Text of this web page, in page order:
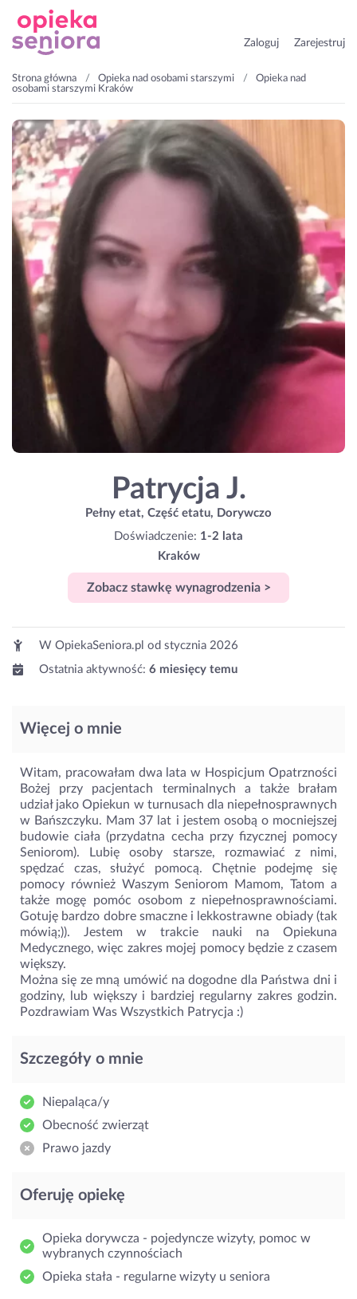
Zaloguj Zarejestruj
Strona główna Opieka nad osobami starszymi
Opieka nad
osobami starszymi Kraków
Patrycja J.
Pełny etat, Część etatu, Dorywczo
Doświadczenie: 1-2 lata
Kraków
Zobacz stawkę wynagrodzenia >
W OpiekaSeniora.pl od stycznia 2026
Ostatnia aktywność: 6 miesięcy temu
Więcej o mnie
Witam, pracowałam dwa lata w Hospicjum Opatrzności
Bożej przy pacjentach terminalnych a także brałam
udział jako Opiekun w turnusach dla niepełnosprawnych
w Bańszczyku. Mam 37 lat i jestem osobą o mocniejszej
budowie ciała (przydatna cecha przy fizycznej pomocy
Seniorom). Lubię osoby starsze, rozmawiać z nimi,
spędzać czas, służyć pomocą. Chętnie podejmę się
pomocy również Waszym Seniorom Mamom, Tatom a
także mogę pomóc osobom z niepełnosprawnościami.
Gotuję bardzo dobre smaczne i lekkostrawne obiady (tak
mówią;)). Jestem w trakcie nauki na Opiekuna
Medycznego, więc zakres mojej pomocy będzie z czasem
większy.
Można się ze mną umówić na dogodne dla Państwa dni i
godziny, lub większy i bardziej regularny zakres godzin.
Pozdrawiam Was Wszystkich Patrycja :)
Szczegóły o mnie
Niepaląca/y
Obecność zwierząt
Prawo jazdy
Oferuję opiekę
Opieka dorywcza - pojedyncze wizyty, pomoc w
wybranych czynnościach
Opieka stała - regularne wizyty u seniora